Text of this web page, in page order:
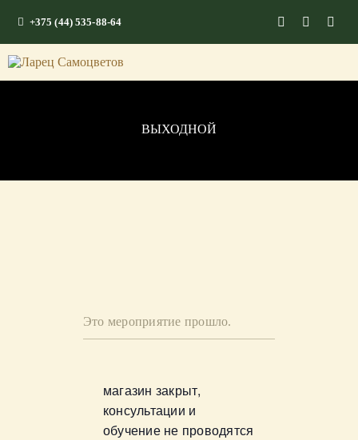
+375 (44) 535-88-64
ВЫХОДНОЙ
ГЛАВНАЯ
ЭНЕРГИЯ ФОРМ
МАГАЗИН
Это мероприятие прошло.
магазин закрыт,
консультации и
обучение не проводятся